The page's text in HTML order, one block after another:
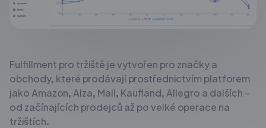
Fulfillment pro tržiště je vytvořen pro značky a
obchody, které prodávají prostřednictvímplatforem
jako Amazon, Alza, Mall, Kaufland, Allegro a dalších –
od začínajících prodejců až po velké operace na
tržištích.